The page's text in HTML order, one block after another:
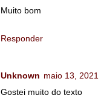
Muito bom
Responder
Unknown maio 13, 2021
Gostei muito do texto